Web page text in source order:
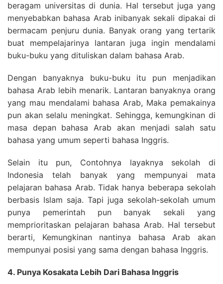
beragam universitas di dunia. Hal tersebut juga yang
menyebabkan bahasa Arab inibanyak sekali dipakai di
bermacam penjuru dunia. Banyak orang yang tertarik
buat mempelajarinya lantaran juga ingin mendalami
buku-buku yang dituliskan dalam bahasa Arab.
Dengan banyaknya buku-buku itu pun menjadikan
bahasa Arab lebih menarik. Lantaran banyaknya orang
yang mau mendalami bahasa Arab, Maka pemakainya
pun akan selalu meningkat. Sehingga, kemungkinan di
masa depan bahasa Arab akan menjadi salah satu
bahasa yang umum seperti bahasa Inggris.
Selain itu pun, Contohnya layaknya sekolah di
Indonesia telah banyak yang mempunyai mata
pelajaran bahasa Arab. Tidak hanya beberapa sekolah
berbasis Islam saja. Tapi juga sekolah-sekolah umum
punya pemerintah pun banyak sekali yang
memprioritaskan pelajaran bahasa Arab. Hal tersebut
berarti, Kemungkinan nantinya bahasa Arab akan
mempunyai posisi yang sama dengan bahasa Inggris.
4. Punya Kosakata Lebih Dari Bahasa Inggris